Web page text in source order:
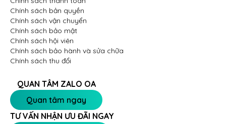
Chính sách bản quyền
Chính sách vận chuyển
Chính sách bảo mật
Chính sách hội viên
Chính sách bảo hành và sửa chữa
Chính sách thu đổi
QUAN TÂM ZALO OA
Quan tâm ngay
TƯ VẤN NHẬN ƯU ĐÃI NGAY